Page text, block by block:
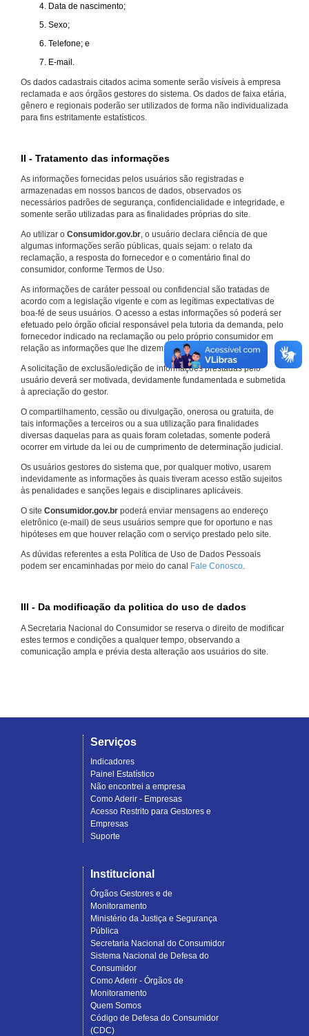
Data de nascimento;
Sexo;
Telefone; e
E-mail.
Os dados cadastrais citados acima somente serão visíveis à empresa
reclamada e aos órgãos gestores do sistema. Os dados de faixa etária,
gênero e regionais poderão ser utilizados de forma não individualizada
para fins estritamente estatísticos.
II - Tratamento das informações
As informações fornecidas pelos usuários são registradas e
armazenadas em nossos bancos de dados, observados os
necessários padrões de segurança, confidencialidade e integridade, e
somente serão utilizadas para as finalidades próprias do site.
Ao utilizar o Consumidor.gov.br, o usuário declara ciência de que
algumas informações serão públicas, quais sejam: o relato da
reclamação, a resposta do fornecedor e o comentário final do
consumidor, conforme Termos de Uso.
As informações de caráter pessoal ou confidencial são tratadas de
acordo com a legislação vigente e com as legítimas expectativas de
boa-fé de seus usuários. O acesso a estas informações só poderá ser
efetuado pelo órgão oficial responsável pela tutoria da demanda, pelo
fornecedor indicado na reclamação ou pelo próprio consumidor em
relação as informações que lhe dizem respeito.
A solicitação de exclusão/edição de informações prestadas pelo
usuário deverá ser motivada, devidamente fundamentada e submetida
à apreciação do gestor.
O compartilhamento, cessão ou divulgação, onerosa ou gratuita, de
tais informações a terceiros ou a sua utilização para finalidades
diversas daquelas para as quais foram coletadas, somente poderá
ocorrer em virtude da lei ou de cumprimento de determinação judicial.
Os usuários gestores do sistema que, por qualquer motivo, usarem
indevidamente as informações às quais tiveram acesso estão sujeitos
às penalidades e sanções legais e disciplinares aplicáveis.
O site Consumidor.gov.br poderá enviar mensagens ao endereço
eletrônico (e-mail) de seus usuários sempre que for oportuno e nas
hipóteses em que houver relação com o serviço prestado pelo site.
As dúvidas referentes a esta Política de Uso de Dados Pessoais
podem ser encaminhadas por meio do canal Fale Conosco.
III - Da modificação da politica do uso de dados
A Secretaria Nacional do Consumidor se reserva o direito de modificar
estes termos e condições a qualquer tempo, observando a
comunicação ampla e prévia desta alteração aos usuários do site.
Serviços
Indicadores
Painel Estatístico
Não encontrei a empresa
Como Aderir - Empresas
Acesso Restrito para Gestores e
Empresas
Suporte
Institucional
Órgãos Gestores e de
Monitoramento
Ministério da Justiça e Segurança
Pública
Secretaria Nacional do Consumidor
Sistema Nacional de Defesa do
Consumidor
Como Aderir - Órgãos de
Monitoramento
Quem Somos
Código de Defesa do Consumidor
(CDC)